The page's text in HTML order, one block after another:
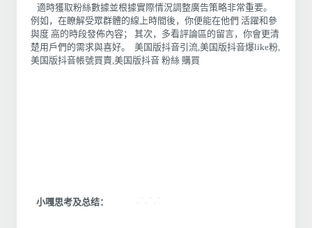
適時獲取粉絲數據並根據實際情況調整廣告策略非常重要。
例如，在瞭解受眾群體的線上時間後，你便能在他們 活躍和參
與度 高的時段發佈內容； 其次，多看評論區的留言，你會更清
楚用戶們的需求與喜好。 美国版抖音引流,美国版抖音爆like粉,
美国版抖音帳號買賣,美国版抖音 粉絲 購買
小嘎思考及总结：